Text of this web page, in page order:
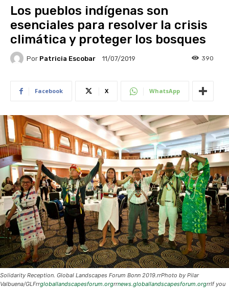
Los pueblos indígenas son
esenciales para resolver la crisis
climática y proteger los bosques
Por Patricia Escobar 11/07/2019 390
Facebook X WhatsApp
Solidarity Reception. Global Landscapes Forum Bonn 2019.rrPhoto by Pilar
Valbuena/GLFrrgloballandscapesforum.orgrrnews.globallandscapesforum.orgrrIf you